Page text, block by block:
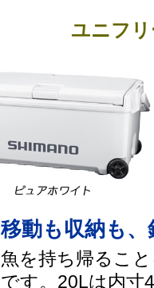
ユニフ
移動も収納も、
魚を持ち帰るこ
です。20Lは内寸